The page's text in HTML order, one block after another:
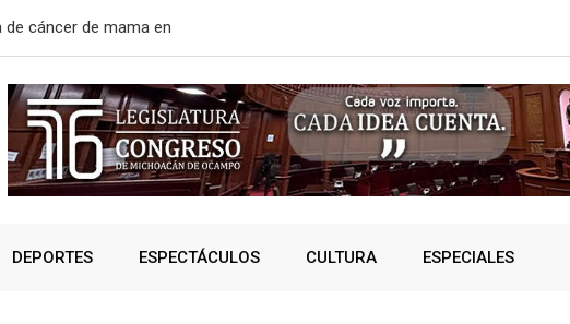
cáncer de mama en
DEPORTES ESPECTÁCULOS CULTURA ESPECIALES